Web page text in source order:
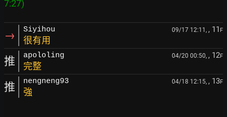
→ Siyihou 09/17 12:11, , 11 F
很有用
推 apololing 04/20 00:50, , 12F
完整
推 nengneng93 04/18 12:15, , 13F
強